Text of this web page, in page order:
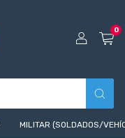
0
MILITAR (SOLDADOS/